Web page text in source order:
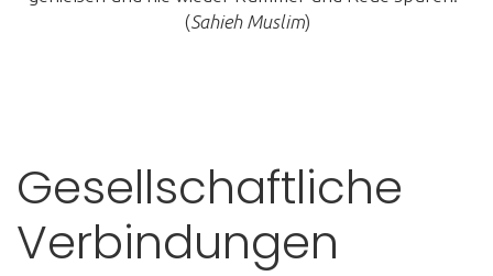
(Sahieh Muslim)
Gesellschaftliche
Verbindungen